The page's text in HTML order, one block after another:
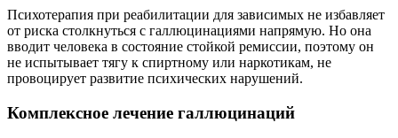
Психотерапия при реабилитации для зависимых не избавляет
от риска столкнуться с галлюцинациями напрямую. Но она
вводит человека в состояние стойкой ремиссии, поэтому он
не испытывает тягу к спиртному или наркотикам, не
провоцирует развитие психических нарушений.
Комплексное лечение галлюцинаций